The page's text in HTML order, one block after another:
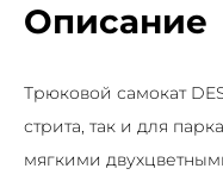
Описание
Трюковой самокат
стрита, так и для
мягкими